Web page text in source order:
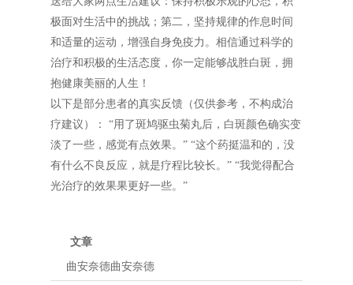
极面对生活中的挑战；第二，坚持规律的作息时间
和适量的运动，增强自身免疫力。相信通过科学的
治疗和积极的生活态度，你一定能够战胜白斑，拥
抱健康美丽的人生！
以下是部分患者的真实反馈（仅供参考，不构成治
疗建议）： “用了斑鸠驱虫菊丸后，白斑颜色确实变
淡了一些，感觉有点效果。” “这个药挺温和的，没
有什么不良反应，就是疗程比较长。” “我觉得配合
光治疗的效果果更好一些。”
文章
曲安奈德曲安奈德